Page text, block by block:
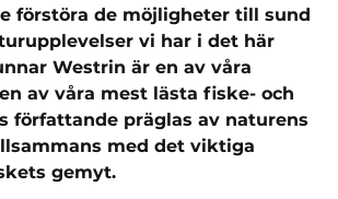
förstöra de möjligheter till sund
vi har i det här
Westrin är en av våra
av våra mest lästa fiske- och
författande präglas av naturens
med det viktiga
gemyt.